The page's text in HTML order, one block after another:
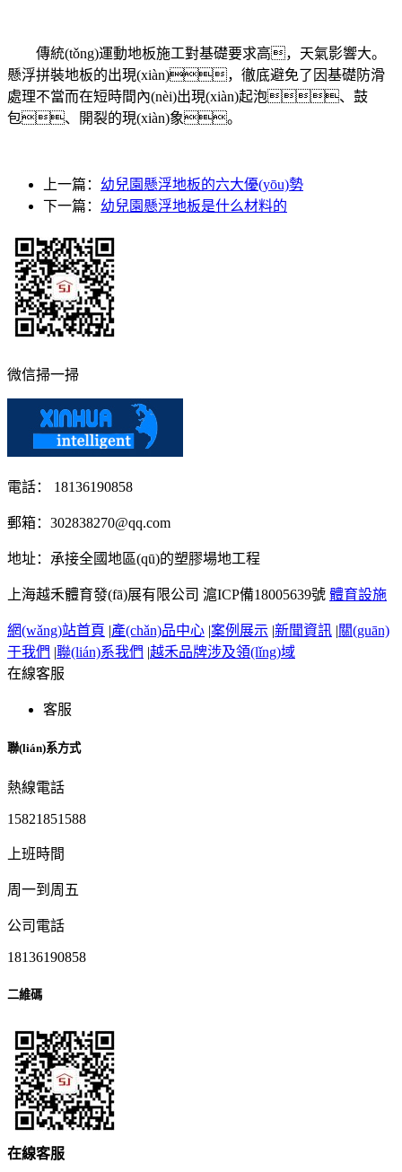
傳統(tǒng)運動地板施工對基礎要求高，天氣影響大。
懸浮拼裝地板的出現(xiàn)，徹底避免了因基礎防滑
處理不當而在短時間內(nèi)出現(xiàn)起泡、鼓
包、開裂的現(xiàn)象。
上一篇： 幼兒園懸浮地板的六大優(yōu)勢
下一篇： 幼兒園懸浮地板是什么材料的
微信掃一掃
電話： 18136190858
郵箱：302838270@qq.com
地址：承接全國地區(qū)的塑膠場地工程
上海越禾體育發(fā)展有限公司 滬ICP備18005639號 體育設施
網(wǎng)站首頁 |產(chǎn)品中心 |案例展示 |新聞資訊 |關(guān)
于我們 |聯(lián)系我們 |越禾品牌涉及領(lǐng)域
在線客服
客服
聯(lián)系方式
熱線電話
15821851588
上班時間
周一到周五
公司電話
18136190858
二維碼
在線客服